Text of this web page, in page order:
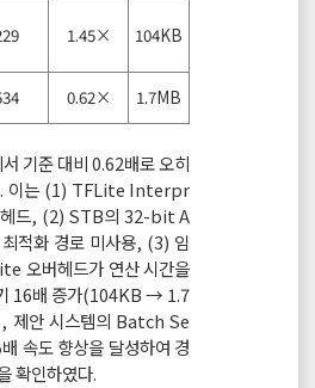
1.45× 104KB
0.62× 1.7MB
기준 대비 0.62배로 오히
. 이는 (1) TFLite Interpr
드, (2) STB의 32-bit A
적화 경로 미사용, (3) 임
오버헤드가 연산 시간을
16배 증가(104KB → 1.7
제안 시스템의 Batch Se
속도 향상을 달성하여 경
확인하였다.